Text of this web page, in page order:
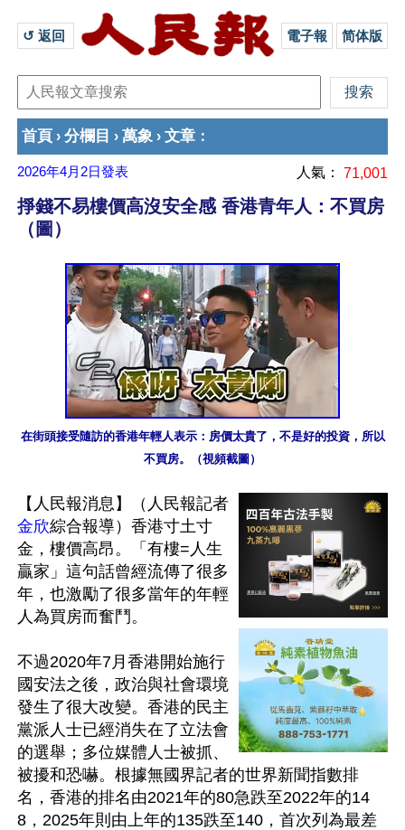
↺ 返回 電子報 简体版
首頁 › 分欄目 › 萬象 › 文章 ：
2026年4月2日發表 人氣： 71,001
掙錢不易樓價高沒安全感 香港青年人：不買房
（圖）
在街頭接受隨訪的香港年輕人表示：房價太貴了，不是好的投資，所以
不買房。（視頻截圖）
【人民報消息】（人民報記者
金欣綜合報導）香港寸土寸
金，樓價高昂。「有樓=人生
贏家」這句話曾經流傳了很多
年，也激勵了很多當年的年輕
人為買房而奮鬥。
不過2020年7月香港開始施行
國安法之後，政治與社會環境
發生了很大改變。香港的民主
黨派人士已經消失在了立法會
的選舉；多位媒體人士被抓、
被擾和恐嚇。根據無國界記者的世界新聞指數排
名，香港的排名由2021年的80急跌至2022年的14
8，2025年則由上年的135跌至140，首次列為最差